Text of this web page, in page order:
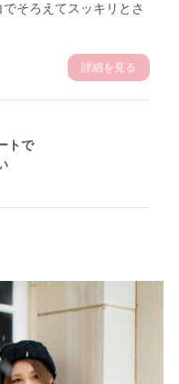
そろえてスッキリとさ
詳細を見る
トで